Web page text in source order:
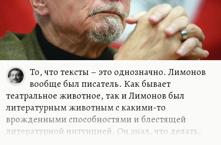
То, что тексты – это однозначно. Лимонов
вообще был писатель. Как бывает
театральное животное, так и Лимонов был
литературным животным с какими-то
врожденными способностями и блестящей
литературной интуицией. Он знал, что делать,